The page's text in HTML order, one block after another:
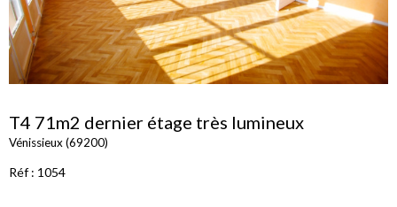
T4 71m2 dernier étage très lumineux
Vénissieux (69200)
Réf : 1054